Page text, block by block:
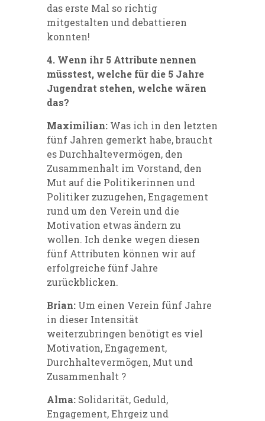
das erste Mal so richtig
mitgestalten und debattieren
konnten!
4. Wenn ihr 5 Attribute nennen
müsstest, welche für die 5 Jahre
Jugendrat stehen, welche wären
das?
Maximilian: Was ich in den letzten
fünf Jahren gemerkt habe, braucht
es Durchhaltevermögen, den
Zusammenhalt im Vorstand, den
Mut auf die Politikerinnen und
Politiker zuzugehen, Engagement
rund um den Verein und die
Motivation etwas ändern zu
wollen. Ich denke wegen diesen
fünf Attributen können wir auf
erfolgreiche fünf Jahre
zurückblicken.
Brian: Um einen Verein fünf Jahre
in dieser Intensität
weiterzubringen benötigt es viel
Motivation, Engagement,
Durchhaltevermögen, Mut und
Zusammenhalt ?
Alma: Solidarität, Geduld,
Engagement, Ehrgeiz und